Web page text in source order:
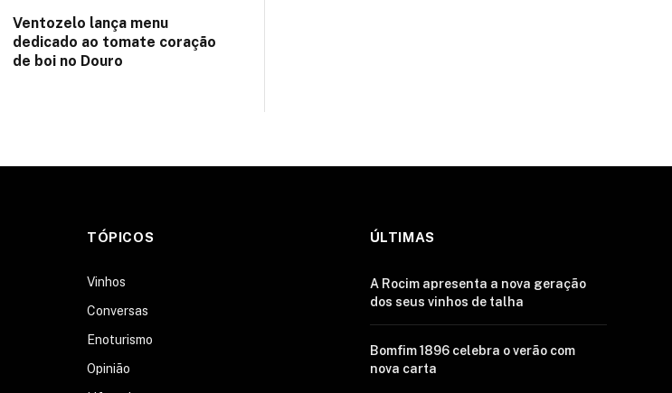
Ventozelo lança menu
dedicado ao tomate coração
de boi no Douro
TÓPICOS
Vinhos
Conversas
Enoturismo
Opinião
ÚLTIMAS
A Rocim apresenta a nova geração
dos seus vinhos de talha
Bomfim 1896 celebra o verão com
nova carta